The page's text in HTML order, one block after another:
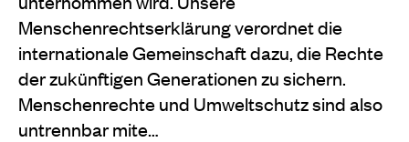
Menschenrechtserklärung verordnet die
internationale Gemeinschaft dazu, die Rechte
der zukünftigen Generationen zu sichern.
Menschenrechte und Umweltschutz sind also
untrennbar mite…